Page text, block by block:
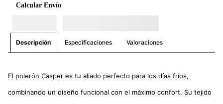
Calcular Envío
Descripción Especificaciones Valoraciones
El polerón Casper es tu aliado perfecto para los días fríos,
combinando un diseño funcional con el máximo confort. Su tejido